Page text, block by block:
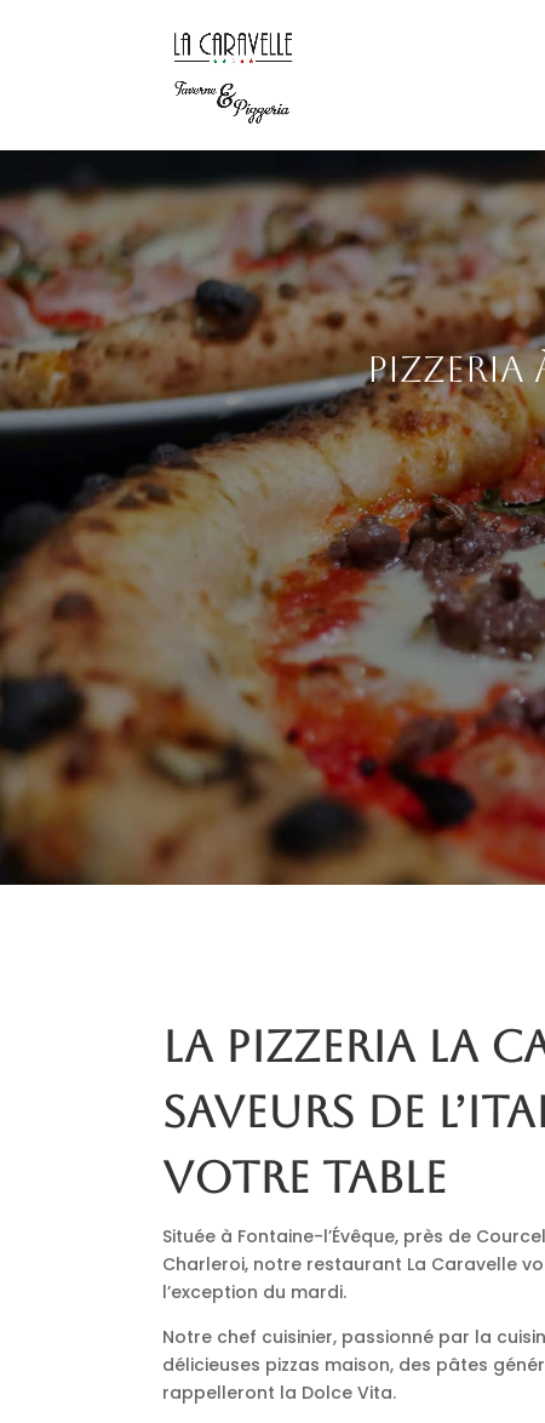
Pizzeria
La pizzeria La
saveurs de
votre table
Située à Fontaine-l’Évêque, près de
Charleroi, notre restaurant La Caravelle
l’exception du mardi.
Notre chef cuisinier, passionné par la
délicieuses pizzas maison, des pâtes
rappelleront la Dolce Vita.